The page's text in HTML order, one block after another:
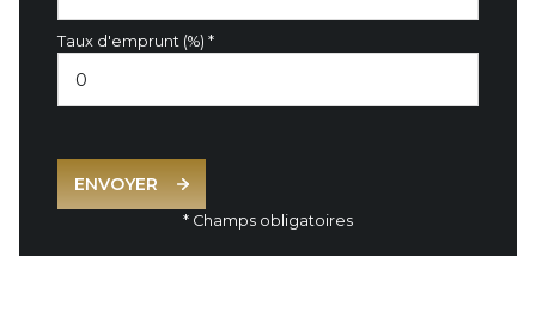
Taux d'emprunt (%) *
ENVOYER
* Champs obligatoires